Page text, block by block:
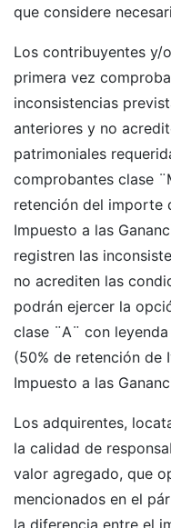
que considere
Los contribuyentes y/
primera vez
inconsistencias
anteriores y no
patrimoniales
comprobantes clase
retención del importe
Impuesto a las
registren las
no acrediten las
podrán ejercer la
clase ¨A¨ con
(50% de retención de
Impuesto a las
Los adquirentes,
la calidad de
valor agregado, que
mencionados en el
la diferencia entre el